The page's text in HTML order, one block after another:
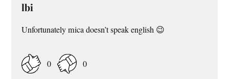
lbi
Unfortunately mica doesn’t speak english 😉
0 0